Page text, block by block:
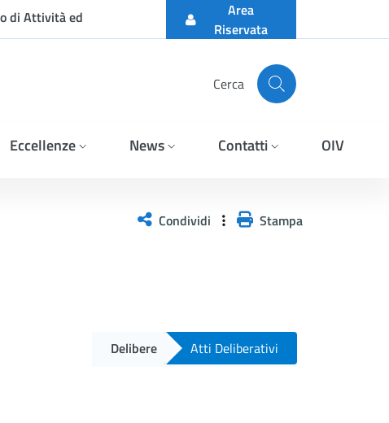
di Attività ed
Area
Riservata
Cerca
Eccellenze News Contatti OIV
Condividi Stampa
Delibere Atti Deliberativi